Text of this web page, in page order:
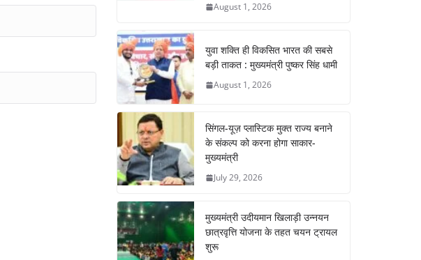
August 1, 2026
युवा शक्ति ही विकसित भारत की सबसे
बड़ी ताकत : मुख्यमंत्री पुष्कर सिंह धामी
August 1, 2026
सिंगल-यूज़ प्लास्टिक मुक्त राज्य बनाने
के संकल्प को करना होगा साकार-
मुख्यमंत्री
July 29, 2026
मुख्यमंत्री उदीयमान खिलाड़ी उन्नयन
छात्रवृत्ति योजना के तहत चयन ट्रायल
शुरू